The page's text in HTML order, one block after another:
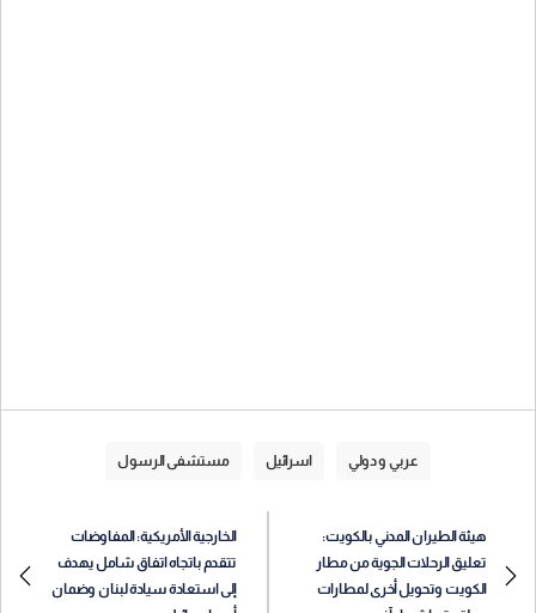
عربي و دولي اسرائيل مستشفى الرسول
هيئة الطيران المدني بالكويت:
تعليق الرحلات الجوية من مطار
الكويت وتحويل أخرى لمطارات
الخارجية الأمريكية: المفاوضات
تتقدم باتجاه اتفاق شامل يهدف
إلى استعادة سيادة لبنان وضمان